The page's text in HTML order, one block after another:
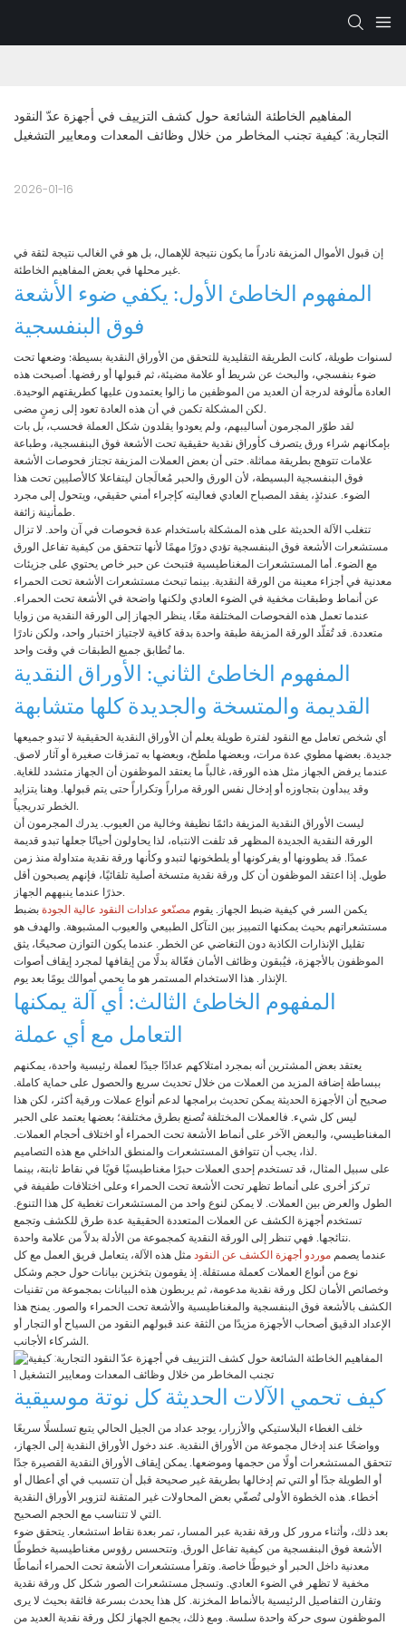
المفاهيم الخاطئة الشائعة حول كشف التزييف في أجهزة عدّ النقود
التجارية: كيفية تجنب المخاطر من خلال وظائف المعدات ومعايير التشغيل
2026-01-16
إن قبول الأموال المزيفة نادراً ما يكون نتيجة للإهمال، بل هو في الغالب نتيجة لثقة في
غير محلها في بعض المفاهيم الخاطئة.
المفهوم الخاطئ الأول: يكفي ضوء الأشعة
فوق البنفسجية
لسنوات طويلة، كانت الطريقة التقليدية للتحقق من الأوراق النقدية بسيطة: وضعها تحت
ضوء بنفسجي، والبحث عن شريط أو علامة مضيئة، ثم قبولها أو رفضها. أصبحت هذه
العادة مألوفة لدرجة أن العديد من الموظفين ما زالوا يعتمدون عليها كطريقتهم الوحيدة.
لكن المشكلة تكمن في أن هذه العادة تعود إلى زمنٍ مضى.
لقد طوّر المجرمون أساليبهم، ولم يعودوا يقلدون شكل العملة فحسب، بل بات
بإمكانهم شراء ورق يتصرف كأوراق نقدية حقيقية تحت الأشعة فوق البنفسجية، وطباعة
علامات تتوهج بطريقة مماثلة. حتى أن بعض العملات المزيفة تجتاز فحوصات الأشعة
فوق البنفسجية البسيطة، لأن الورق والحبر مُعالَجان ليتفاعلا كالأصليين تحت هذا
الضوء. عندئذٍ، يفقد المصباح العادي فعاليته كإجراء أمني حقيقي، ويتحول إلى مجرد
طمأنينة زائفة.
تتغلب الآلة الحديثة على هذه المشكلة باستخدام عدة فحوصات في آن واحد. لا تزال
مستشعرات الأشعة فوق البنفسجية تؤدي دورًا مهمًا لأنها تتحقق من كيفية تفاعل الورق
مع الضوء. أما المستشعرات المغناطيسية فتبحث عن حبر خاص يحتوي على جزيئات
معدنية في أجزاء معينة من الورقة النقدية. بينما تبحث مستشعرات الأشعة تحت الحمراء
عن أنماط وطبقات مخفية في الضوء العادي ولكنها واضحة في الأشعة تحت الحمراء.
عندما تعمل هذه الفحوصات المختلفة معًا، ينظر الجهاز إلى الورقة النقدية من زوايا
متعددة. قد تُقلّد الورقة المزيفة طبقة واحدة بدقة كافية لاجتياز اختبار واحد، ولكن نادرًا
ما تُطابق جميع الطبقات في وقت واحد.
المفهوم الخاطئ الثاني: الأوراق النقدية
القديمة والمتسخة والجديدة كلها متشابهة
أي شخص تعامل مع النقود لفترة طويلة يعلم أن الأوراق النقدية الحقيقية لا تبدو جميعها
جديدة. بعضها مطوي عدة مرات، وبعضها ملطخ، وبعضها به تمزقات صغيرة أو آثار لاصق.
عندما يرفض الجهاز مثل هذه الورقة، غالباً ما يعتقد الموظفون أن الجهاز متشدد للغاية.
وقد يبدأون بتجاوزه أو إدخال نفس الورقة مراراً وتكراراً حتى يتم قبولها. وهنا يتزايد
الخطر تدريجياً.
ليست الأوراق النقدية المزيفة دائمًا نظيفة وخالية من العيوب. يدرك المجرمون أن
الورقة النقدية الجديدة المظهر قد تلفت الانتباه، لذا يحاولون أحيانًا جعلها تبدو قديمة
عمدًا. قد يطوونها أو يفركونها أو يلطخونها لتبدو وكأنها ورقة نقدية متداولة منذ زمن
طويل. إذا اعتقد الموظفون أن كل ورقة نقدية متسخة أصلية تلقائيًا، فإنهم يصبحون أقل
حذرًا عندما ينبههم الجهاز.
يكمن السر في كيفية ضبط الجهاز. يقوم مصنّعو عدادات النقود عالية الجودة بضبط
مستشعراتهم بحيث يمكنها التمييز بين التآكل الطبيعي والعيوب المشبوهة. والهدف هو
تقليل الإنذارات الكاذبة دون التغاضي عن الخطر. عندما يكون التوازن صحيحًا، يثق
الموظفون بالأجهزة، فيُبقون وظائف الأمان فعّالة بدلًا من إيقافها لمجرد إيقاف أصوات
الإنذار. هذا الاستخدام المستمر هو ما يحمي أموالك يومًا بعد يوم.
المفهوم الخاطئ الثالث: أي آلة يمكنها
التعامل مع أي عملة
يعتقد بعض المشترين أنه بمجرد امتلاكهم عدادًا جيدًا لعملة رئيسية واحدة، يمكنهم
ببساطة إضافة المزيد من العملات من خلال تحديث سريع والحصول على حماية كاملة.
صحيح أن الأجهزة الحديثة يمكن تحديث برامجها لدعم أنواع عملات ورقية أكثر، لكن هذا
ليس كل شيء. فالعملات المختلفة تُصنع بطرق مختلفة؛ بعضها يعتمد على الحبر
المغناطيسي، والبعض الآخر على أنماط الأشعة تحت الحمراء أو اختلاف أحجام العملات.
لذا، يجب أن تتوافق المستشعرات والمنطق الداخلي مع هذه التصاميم.
على سبيل المثال، قد تستخدم إحدى العملات حبرًا مغناطيسيًا قويًا في نقاط ثابتة، بينما
تركز أخرى على أنماط تظهر تحت الأشعة تحت الحمراء وعلى اختلافات طفيفة في
الطول والعرض بين العملات. لا يمكن لنوع واحد من المستشعرات تغطية كل هذا التنوع.
تستخدم أجهزة الكشف عن العملات المتعددة الحقيقية عدة طرق للكشف وتجمع
نتائجها. فهي تنظر إلى الورقة النقدية كمجموعة من الأدلة بدلاً من علامة واحدة.
عندما يصمم موردو أجهزة الكشف عن النقود مثل هذه الآلة، يتعامل فريق العمل مع كل
نوع من أنواع العملات كعملة مستقلة. إذ يقومون بتخزين بيانات حول حجم وشكل
وخصائص الأمان لكل ورقة نقدية مدعومة، ثم يربطون هذه البيانات بمجموعة من تقنيات
الكشف بالأشعة فوق البنفسجية والمغناطيسية والأشعة تحت الحمراء والصور. يمنح هذا
الإعداد الدقيق أصحاب الأجهزة مزيدًا من الثقة عند قبولهم النقود من السياح أو التجار أو
الشركاء الأجانب.
كيف تحمي الآلات الحديثة كل نوتة موسيقية
خلف الغطاء البلاستيكي والأزرار، يوجد عداد من الجيل الحالي يتبع تسلسلًا سريعًا
وواضحًا عند إدخال مجموعة من الأوراق النقدية. عند دخول الأوراق النقدية إلى الجهاز،
تتحقق المستشعرات أولًا من حجمها وموضعها. يمكن إيقاف الأوراق النقدية القصيرة جدًا
أو الطويلة جدًا أو التي تم إدخالها بطريقة غير صحيحة قبل أن تتسبب في أي أعطال أو
أخطاء. هذه الخطوة الأولى تُصفّي بعض المحاولات غير المتقنة لتزوير الأوراق النقدية
التي لا تتناسب مع الحجم الصحيح.
بعد ذلك، وأثناء مرور كل ورقة نقدية عبر المسار، تمر بعدة نقاط استشعار. يتحقق ضوء
الأشعة فوق البنفسجية من كيفية تفاعل الورق. وتتحسس رؤوس مغناطيسية خطوطًا
معدنية داخل الحبر أو خيوطًا خاصة. وتقرأ مستشعرات الأشعة تحت الحمراء أنماطًا
مخفية لا تظهر في الضوء العادي. وتسجل مستشعرات الصور شكل كل ورقة نقدية
وتقارن التفاصيل الرئيسية بالأنماط المخزنة. كل هذا يحدث بسرعة فائقة بحيث لا يرى
الموظفون سوى حركة واحدة سلسة. ومع ذلك، يجمع الجهاز لكل ورقة نقدية العديد من